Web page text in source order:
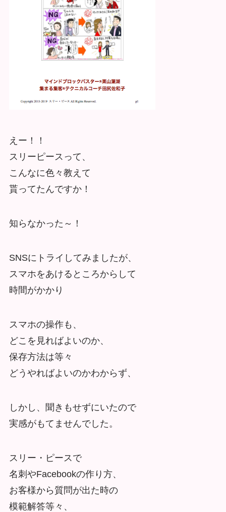
えー！！
スリーピースって、
こんなに色々教えて
貰ってたんですか！
知らなかった～！
SNSにトライしてみましたが、
スマホをあけるところからして
時間がかかり
スマホの操作も、
どこを見ればよいのか、
保存方法は等々
どうやればよいのかわからず、
しかし、聞きもせずにいたので
実感がもてませんでした。
スリー・ピースで
名刺やFacebookの作り方、
お客様から質問が出た時の
模範解答等々、